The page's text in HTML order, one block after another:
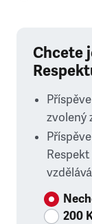
Chcete
zvolený
200